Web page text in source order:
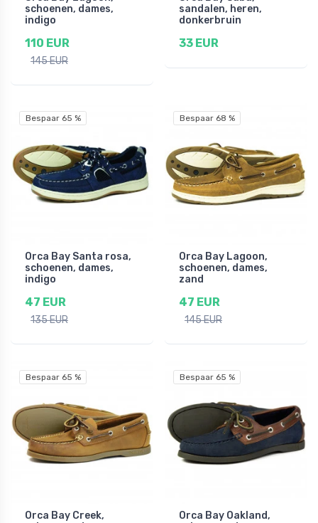
schoenen, dames,
indigo
110 EUR
145 EUR
sandalen, heren,
donkerbruin
33 EUR
Bespaar 65 %
Orca Bay Santa rosa,
schoenen, dames,
indigo
47 EUR
135 EUR
Bespaar 68 %
Orca Bay Lagoon,
schoenen, dames,
zand
47 EUR
145 EUR
Bespaar 65 %
Orca Bay Creek,
Bespaar 65 %
Orca Bay Oakland,